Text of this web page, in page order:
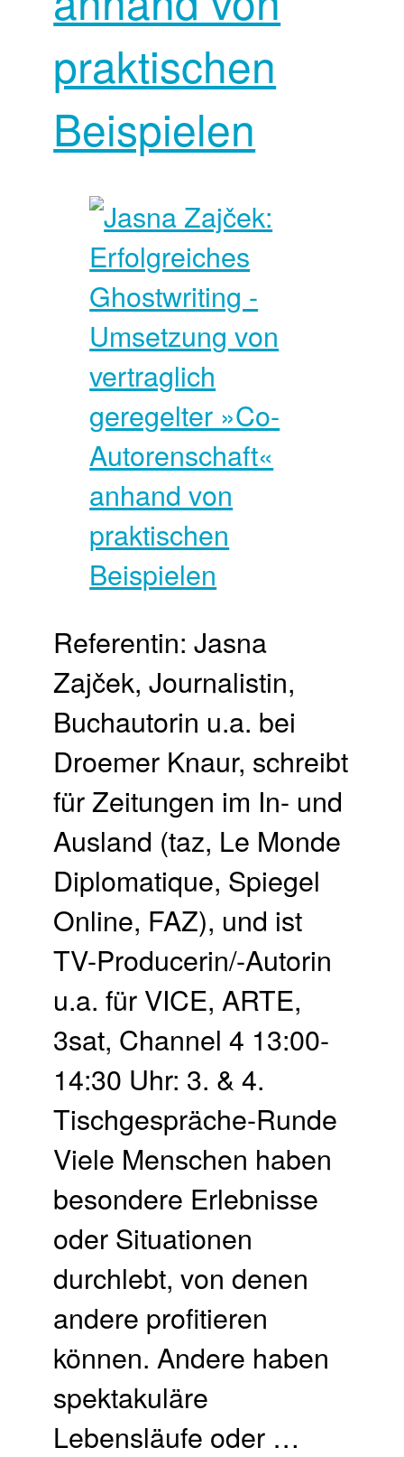
praktischen
Beispielen
Referentin: Jasna
Zajček, Journalistin,
Buchautorin u.a. bei
Droemer Knaur, schreibt
für Zeitungen im In- und
Ausland (taz, Le Monde
Diplomatique, Spiegel
Online, FAZ), und ist
TV-Producerin/-Autorin
u.a. für VICE, ARTE,
3sat, Channel 4 13:00-
14:30 Uhr: 3. & 4.
Tischgespräche-Runde
Viele Menschen haben
besondere Erlebnisse
oder Situationen
durchlebt, von denen
andere profitieren
können. Andere haben
spektakuläre
Lebensläufe oder …